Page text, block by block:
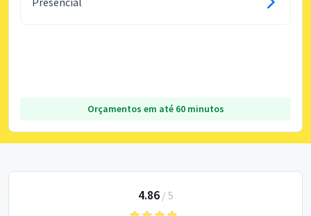
Orçamentos em até 60 minutos
4.86/ 5